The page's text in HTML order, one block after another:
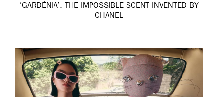
‘GARDÉNIA’: THE IMPOSSIBLE SCENT INVENTED BY
CHANEL